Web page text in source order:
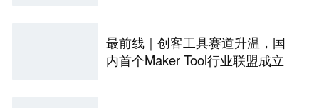
最前线｜创客工具赛道升温，国
内首个Maker Tool行业联盟成立